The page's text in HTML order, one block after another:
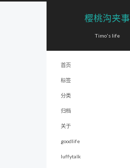
樱桃沟夹事
Timo's life
首页
标签
分类
归档
关于
goodlife
luffytalk